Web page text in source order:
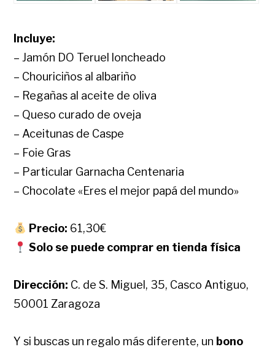
Incluye:
– Jamón DO Teruel loncheado
– Chouriciños al albariño
– Regañas al aceite de oliva
– Queso curado de oveja
– Aceitunas de Caspe
– Foie Gras
– Particular Garnacha Centenaria
– Chocolate «Eres el mejor papá del mundo»
Precio: 61,30€
Solo se puede comprar en tienda física
Dirección: C. de S. Miguel, 35, Casco Antiguo,
50001 Zaragoza
Y si buscas un regalo más diferente, un bono